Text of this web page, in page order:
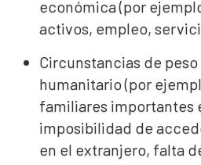
económica (por
activos, empleo,
Circunstancias de
humanitario (por
familiares importantes
imposibilidad de
en el extranjero, falta